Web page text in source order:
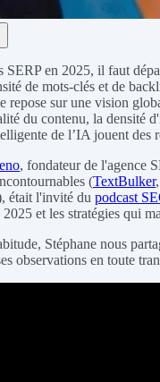
SERP en 2025, il faut
de mots-clés et de
repose sur une vision
du contenu, la densité
de l’IA jouent des
, fondateur de l'agence
(TextBulker,
était l'invité du podcast
et les stratégies qui
Stéphane nous
observations en toute